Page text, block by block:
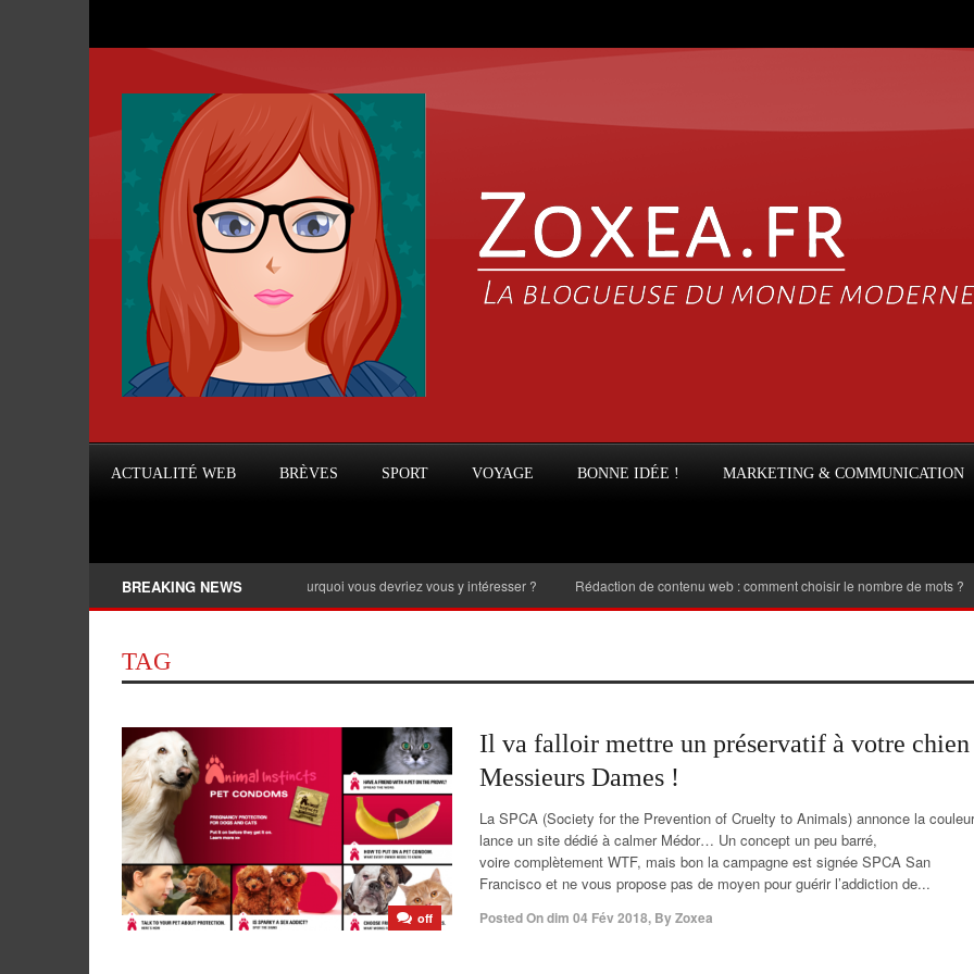
ACTUALITÉ WEB BRÈVES SPORT VOYAGE BONNE IDÉE ! MARKETING & COMMUNICATION
BREAKING NEWS
Banque privée, qu’est-ce que c’est et pourquoi vous devriez vous y intéresser ? Rédaction de contenu web : comment choisir le nombre de mots ?
TAG
off
Il va falloir mettre un préservatif à votre chien
Messieurs Dames !
La SPCA (Society for the Prevention of Cruelty to Animals) annonce la
lance un site dédié à calmer Médor… Un concept un peu barré,
voire complètement WTF, mais bon la campagne est signée SPCA San
Francisco et ne vous propose pas de moyen pour guérir l’addiction de...
Posted Ondim 04 Fév 2018, ByZoxea